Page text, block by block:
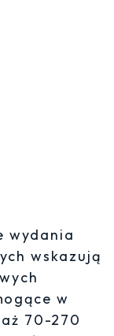
wydania
wskazują
w
70-270